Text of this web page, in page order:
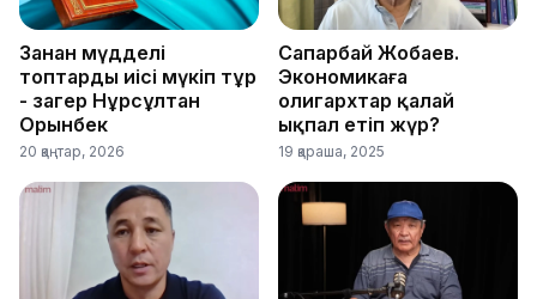
Заңнан мүдделі
топтардың иісі мүңкіп тұр
- заңгер Нұрсұлтан
Орынбек
20 қаңтар, 2026
Сапарбай Жобаев.
Экономикаға
олигархтар қалай
ықпал етіп жүр?
19 қараша, 2025